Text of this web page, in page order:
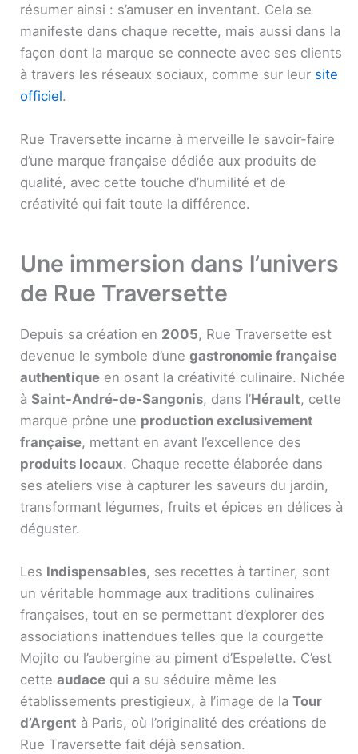
résumer ainsi : s’amuser en inventant. Cela se
manifeste dans chaque recette, mais aussi dans la
façon dont la marque se connecte avec ses clients
à travers les réseaux sociaux, comme sur leur site
officiel.
Rue Traversette incarne à merveille le savoir-faire
d’une marque française dédiée aux produits de
qualité, avec cette touche d’humilité et de
créativité qui fait toute la différence.
Une immersion dans l’univers
de Rue Traversette
Depuis sa création en 2005, Rue Traversette est
devenue le symbole d’une gastronomie française
authentique en osant la créativité culinaire. Nichée
à Saint-André-de-Sangonis, dans l’Hérault, cette
marque prône une production exclusivement
française, mettant en avant l’excellence des
produits locaux. Chaque recette élaborée dans
ses ateliers vise à capturer les saveurs du jardin,
transformant légumes, fruits et épices en délices à
déguster.
Les Indispensables, ses recettes à tartiner, sont
un véritable hommage aux traditions culinaires
françaises, tout en se permettant d’explorer des
associations inattendues telles que la courgette
Mojito ou l’aubergine au piment d’Espelette. C’est
cette audace qui a su séduire même les
établissements prestigieux, à l’image de la Tour
d’Argent à Paris, où l’originalité des créations de
Rue Traversette fait déjà sensation.